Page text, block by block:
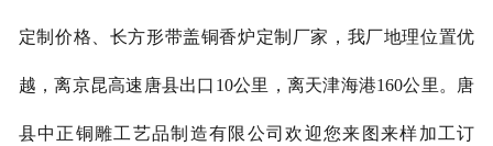
定制价格、 长方形带盖铜香炉定制厂家 ，我厂地理位置优
越，离京昆高速唐县出口10公里，离天津海港160公里。唐
县中正铜雕工艺品制造有限公司欢迎您来图来样加工订